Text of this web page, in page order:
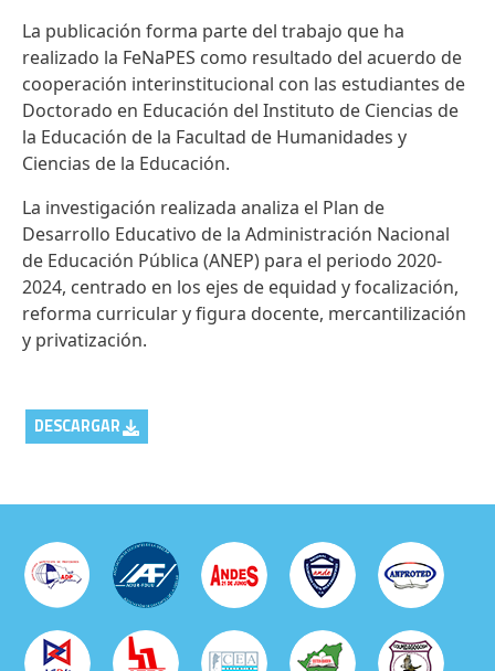
La publicación forma parte del trabajo que ha
realizado la FeNaPES como resultado del acuerdo de
cooperación interinstitucional con las estudiantes de
Doctorado en Educación del Instituto de Ciencias de
la Educación de la Facultad de Humanidades y
Ciencias de la Educación.
La investigación realizada analiza el Plan de
Desarrollo Educativo de la Administración Nacional
de Educación Pública (ANEP) para el periodo 2020-
2024, centrado en los ejes de equidad y focalización,
reforma curricular y figura docente, mercantilización
y privatización.
DESCARGAR